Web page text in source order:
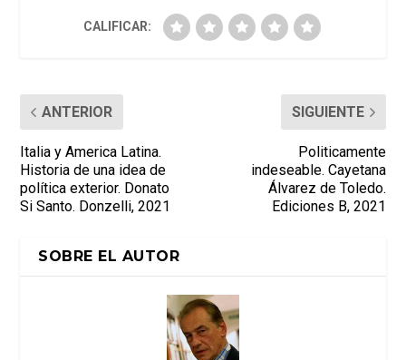
CALIFICAR:
ANTERIOR
Italia y America Latina.
Historia de una idea de
política exterior. Donato
Si Santo. Donzelli, 2021
SIGUIENTE
Politicamente
indeseable. Cayetana
Álvarez de Toledo.
Ediciones B, 2021
SOBRE EL AUTOR